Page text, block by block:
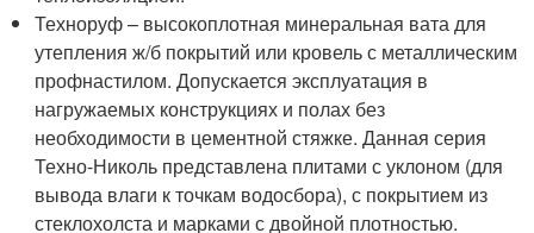
Техноруф – высокоплотная минеральная вата для
утепления ж/б покрытий или кровель с металлическим
профнастилом. Допускается эксплуатация в
нагружаемых конструкциях и полах без
необходимости в цементной стяжке. Данная серия
Техно-Николь представлена плитами с уклоном (для
вывода влаги к точкам водосбора), с покрытием из
стеклохолста и марками с двойной плотностью.